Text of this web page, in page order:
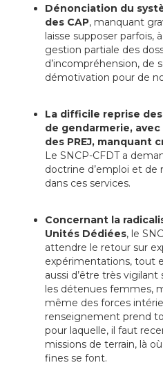
Dénonciation du
des CAP, manquant
laisse supposer parfois,
gestion partiale des
d’incompréhension, de
démotivation pour de
La difficile reprise
de gendarmerie,
des PREJ, manquant
Le SNCP-CFDT a
doctrine d’emploi et
dans ces services.
Concernant la
Unités Dédiées, le
attendre le retour sur
expérimentations, tout
aussi d’être très
les détenues femmes,
même des forces
renseignement prend
pour laquelle, il faut
missions de terrain, là
fines se font.